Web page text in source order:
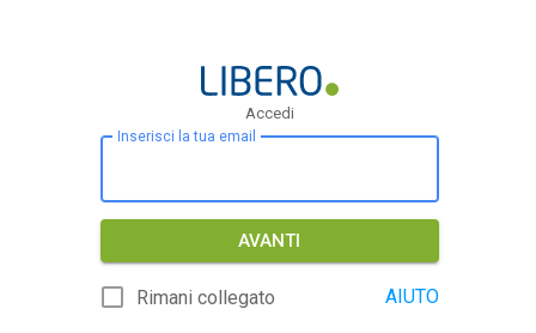
Accedi
Inserisci la tua email
AVANTI
Rimani collegato AIUTO